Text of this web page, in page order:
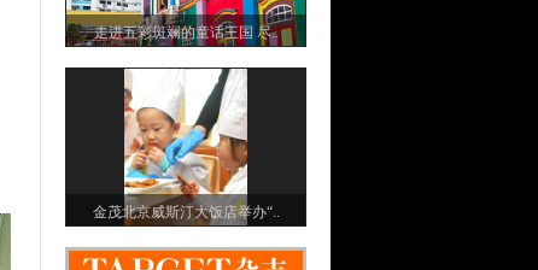
走进五彩斑斓的童话王国 尽..
金茂北京威斯汀大饭店举办“..